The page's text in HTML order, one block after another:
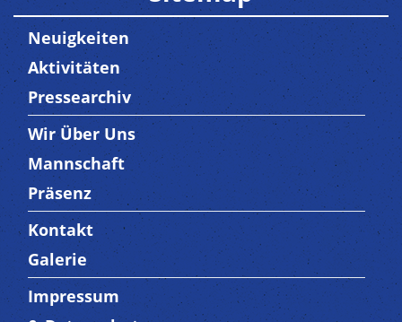
Neuigkeiten
Aktivitäten
Pressearchiv
Trenner3
Wir Über Uns
Mannschaft
Präsenz
Trenner4
Kontakt
Galerie
Trenner 5
Impressum